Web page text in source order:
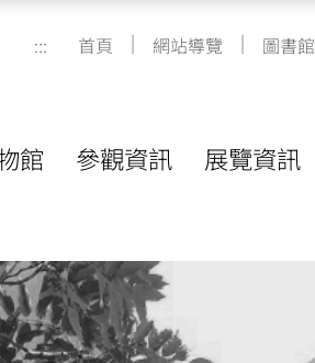
::: 首頁 | 網站導覽 | 圖書館
館 參觀資訊 展覽資訊